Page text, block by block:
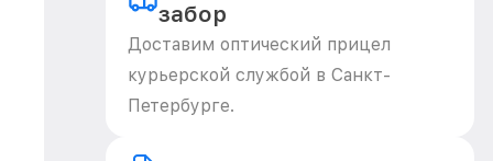
забор
Доставим оптический прицел
курьерской службой в Санкт-
Петербурге.